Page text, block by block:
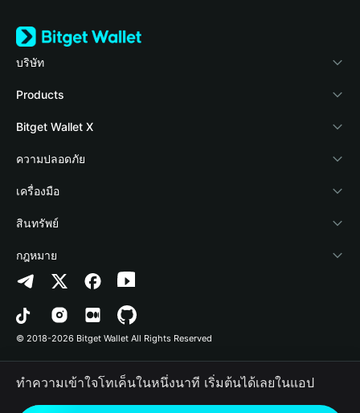
บริษัท
เกี่ยวกับ Bitget Wallet
Blog
Academy
ข่าวสารด้านคริปโต
ศูนย์ช่วยเหลือ
ติดต่อเรา
ทรัพยากรข้อมูลของแบรนด์
อาชีพ
Products
Crypto Card
Stablecoin Earn
Payfi Crypto
Crypto Swap API
Altcoin Season Index
Prediction Markets
DApp
RWA
Bitget Wallet X
นักพัฒนา
เชื่อมต่อ Wallet
Bitget Wallet Pay
ลิสต์โปรเจกต์
ความปลอดภัย
Protection Fund
เทคโนโลยีความปลอดภัย
เครื่องมือ
ซื้อคริปโต
การตรวจจับการอนุญาต
การตรวจจับสัญญา
การโอนเป็นชุด
สินทรัพย์
Arbitrum
Avalanche
Bitcoin
Polygon
กฎหมาย
นโยบายความเป็นส่วนตัว
ข้อตกลงในการใช้บริการ
© 2018-2026 Bitget Wallet All Rights Reserved
ทำความเข้าใจโทเค็นในหนึ่งนาที เริ่มต้นได้เลยในแอป